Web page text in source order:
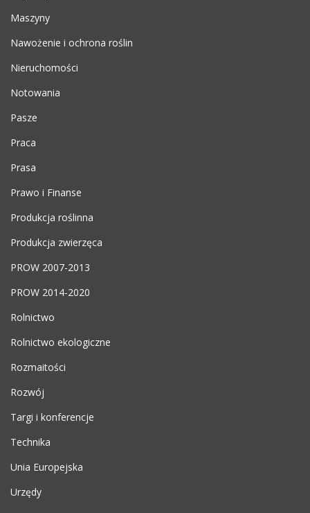
Maszyny
Nawożenie i ochrona roślin
Nieruchomości
Notowania
Pasze
Praca
Prasa
Prawo i Finanse
Produkcja roślinna
Produkcja zwierzęca
PROW 2007-2013
PROW 2014-2020
Rolnictwo
Rolnictwo ekologiczne
Rozmaitości
Rozwój
Targi i konferencje
Technika
Unia Europejska
Urzędy